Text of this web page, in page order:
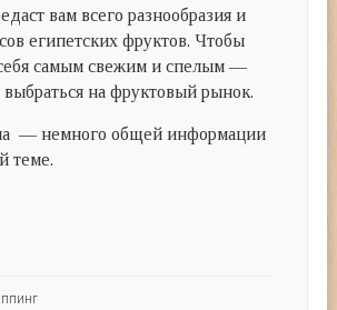
вам всего разнообразия и
египетских фруктов. Чтобы
самым свежим и спелым —
на фруктовый рынок.
— немного общей информации
теме.